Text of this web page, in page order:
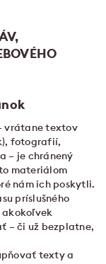
vrátane textov
fotografií,
– je chránený
materiálom
nám ich poskytli.
príslušného
akokoľvek
– či už bezplatne,
texty a